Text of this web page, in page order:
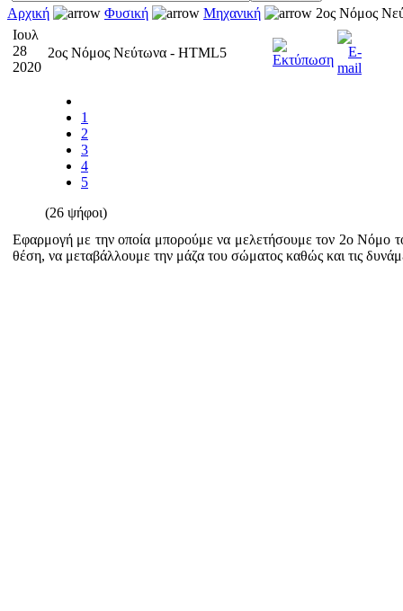
Αρχική Φυσική Μηχανική
2ος Νόμος
Ιουλ
28
2020
2ος Νόμος Νεύτωνα - HTML5
1
2
3
4
5
(26 ψήφοι)
Εφαρμογή με την οποία μπορούμε να μελετήσουμε τον 2ο Νόμο
θέση, να μεταβάλλουμε την μάζα του σώματος καθώς και τις